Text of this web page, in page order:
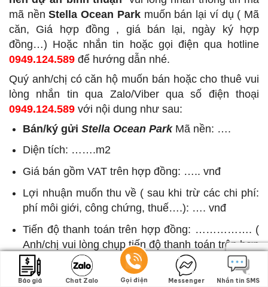
mã nềnStella Ocean Parkmuốn bán lại ví dụ ( Mã
căn, Giá hợp đồng , giá bán lại, ngày ký hợp
đồng…) Hoặc nhắn tin hoặc gọi điện qua hotline
0949.124.589 để hướng dẫn nhé.
Quý anh/chị có căn hộ muốn bán hoặc cho thuê vui
lòng nhắn tin qua Zalo/Viber qua số điện thoại
0949.124.589 với nội dung như sau:
Bán/ký gửiStella Ocean Park Mã nền: ….
Diện tích: …….m2
Giá bán gồm VAT trên hợp đồng: ….. vnđ
Lợi nhuận muốn thu về ( sau khi trừ các chi phí:
phí môi giới, công chứng, thuế….): …. vnđ
Tiến độ thanh toán trên hợp đồng: ……………. (
Anh/chị vui lòng chụp tiến độ thanh toán trên hợp
đồng của mình để chúng tôi biết tiến độ thanh
toán còn lại trên hợp đồng)
Báo giá Chat Zalo Gọi điện Messenger Nhắn tin SMS
Báo giá Chat Zalo Gọi điện Messenger Nhắn tin SMS